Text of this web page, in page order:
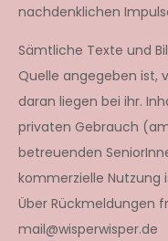
nachdenklichen
Sämtliche Texte und
Quelle angegeben ist,
daran liegen bei ihr.
privaten Gebrauch
betreuenden
kommerzielle Nutzung
Über Rückmeldungen
mail@wisperwisper.de